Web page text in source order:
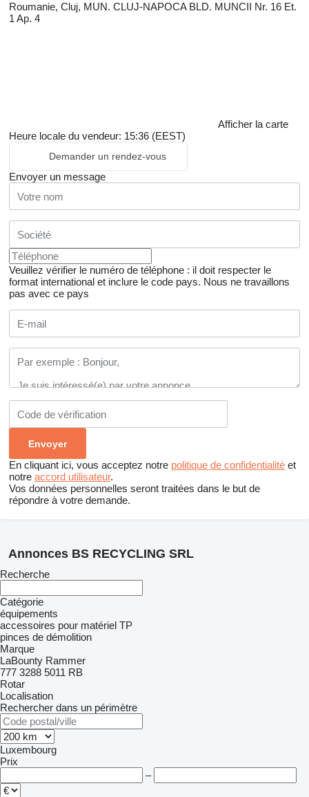
Roumanie, Cluj, MUN. CLUJ-NAPOCA BLD. MUNCII Nr. 16 Et.
1 Ap. 4
Afficher la carte
Heure locale du vendeur: 15:36 (EEST)
Demander un rendez-vous
Envoyer un message
Veuillez vérifier le numéro de téléphone : il doit respecter le
format international et inclure le code pays. Nous ne travaillons
pas avec ce pays
En cliquant ici, vous acceptez notre politique de confidentialité et
notre accord utilisateur.
Vos données personnelles seront traitées dans le but de
répondre à votre demande.
Annonces BS RECYCLING SRL
Recherche
Catégorie
équipements
accessoires pour matériel TP
pinces de démolition
Marque
LaBounty Rammer
777 3288 5011 RB
Rotar
Localisation
Rechercher dans un périmètre
Luxembourg
Prix
–